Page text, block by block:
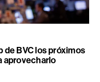
de BVC los próximos
aprovecharlo